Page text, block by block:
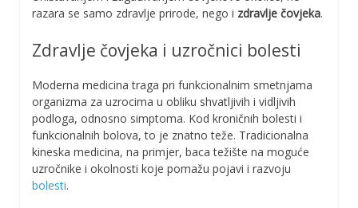
razara se samo zdravlje prirode, nego i zdravlje čovjeka.
Zdravlje čovjeka i uzročnici bolesti
Moderna medicina traga pri funkcionalnim smetnjama
organizma za uzrocima u obliku shvatljivih i vidljivih
podloga, odnosno simptoma. Kod kroničnih bolesti i
funkcionalnih bolova, to je znatno teže. Tradicionalna
kineska medicina, na primjer, baca težište na moguće
uzročnike i okolnosti koje pomažu pojavi i razvoju
bolesti.